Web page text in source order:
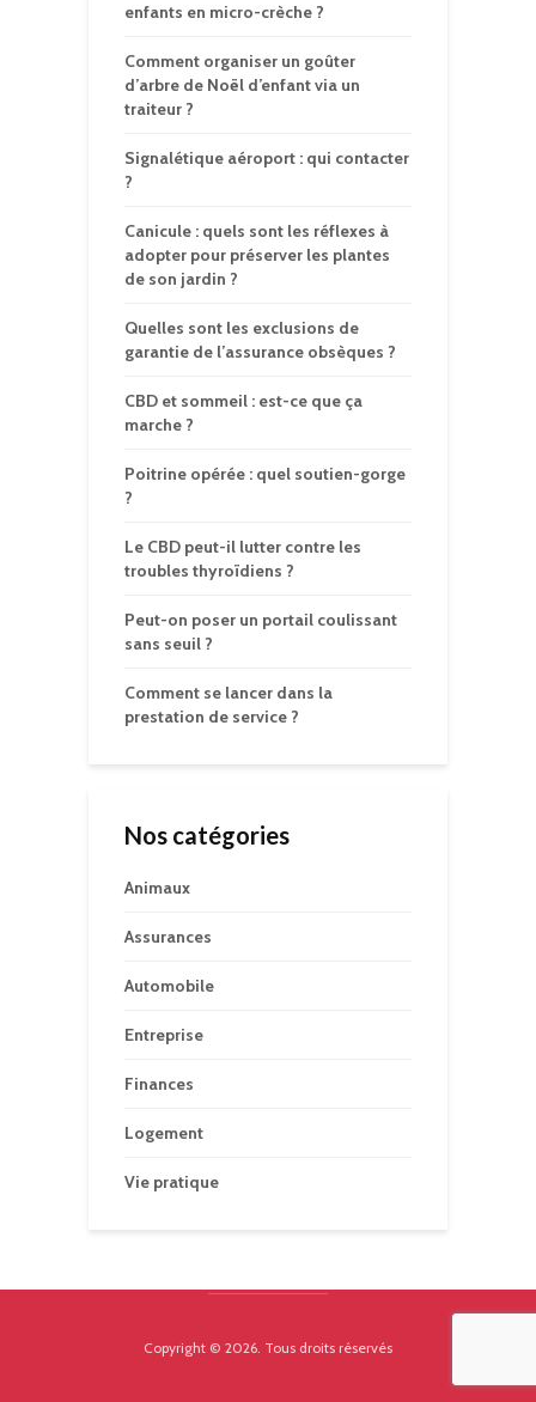
enfants en micro-crèche ?
Comment organiser un goûter
d’arbre de Noël d’enfant via un
traiteur ?
Signalétique aéroport : qui contacter
?
Canicule : quels sont les réflexes à
adopter pour préserver les plantes
de son jardin ?
Quelles sont les exclusions de
garantie de l’assurance obsèques ?
CBD et sommeil : est-ce que ça
marche ?
Poitrine opérée : quel soutien-gorge
?
Le CBD peut-il lutter contre les
troubles thyroïdiens ?
Peut-on poser un portail coulissant
sans seuil ?
Comment se lancer dans la
prestation de service ?
Nos catégories
Animaux
Assurances
Automobile
Entreprise
Finances
Logement
Vie pratique
Copyright © 2026. Tous droits réservés